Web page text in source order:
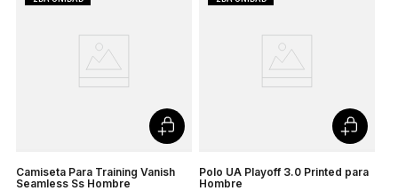
Camiseta Para Training Vanish
Seamless Ss Hombre
Polo UA Playoff 3.0 Printed para
Hombre